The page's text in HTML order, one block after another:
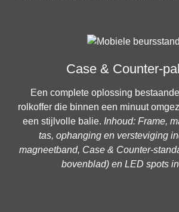
Case & Counter-
Een complete oplossing
rolkoffer die binnen een minuut
een stijlvolle balie. Inhoud: Frame,
tas, ophanging en versteviging
magneetband, Case & Counter-
bovenblad) en LED spots